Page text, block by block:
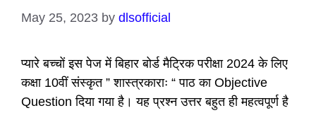
May 25, 2023 by dlsofficial
प्यारे बच्चों इस पेज में बिहार बोर्ड मैट्रिक परीक्षा 2024 के लिए
कक्षा 10वीं संस्कृत ” शास्त्रकाराः “ पाठ का Objective
Question दिया गया है। यह प्रश्न उत्तर बहुत ही महत्वपूर्ण है